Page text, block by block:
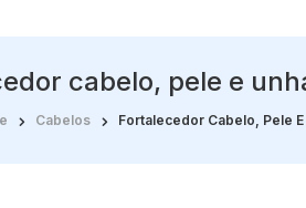
cabelo, pele e
Cabelos Fortalecedor Cabelo, Pele E